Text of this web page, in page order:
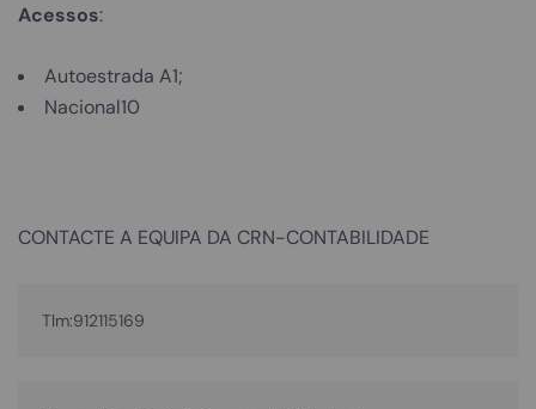
Acessos:
Autoestrada A1;
Nacional10
CONTACTE A EQUIPA DA CRN-CONTABILIDADE